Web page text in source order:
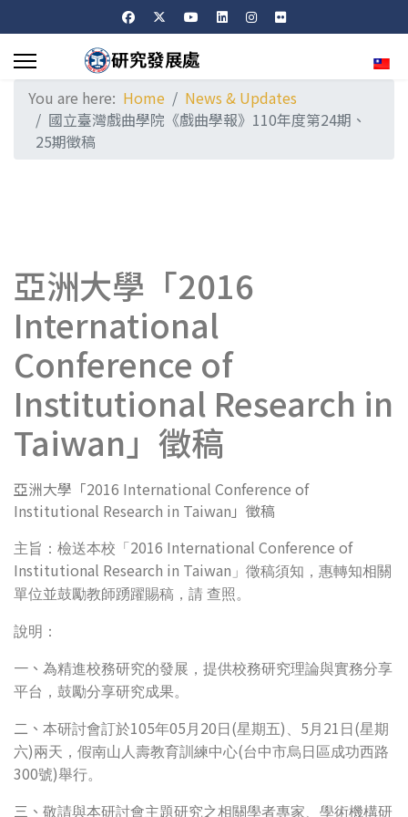
You are here: Home
News & Updates
國立臺灣戲曲學院《戲曲學報》110年度第24期、
25期徵稿
亞洲大學「2016
International
Conference of
Institutional Research in
Taiwan」徵稿
亞洲大學「2016 International Conference of
Institutional Research in Taiwan」徵稿
主旨：檢送本校「2016 International Conference of
Institutional Research in Taiwan 」徵稿須知，惠轉知相關
單位並鼓勵教師踴躍賜稿，請查照。
說明：
一、 為精進校務研究的發展，提供校務研究理論與實務分享
平台，鼓勵分享研究成果。
二、 本研討會訂於105年05月20日(星期五)、 5月21日(星期
六)兩天，假南山人壽教育訓練中心(台中市烏日區成功西路
300號)舉行。
三、 敬請與本研討會主題研究之相關學者專家、學術機構研